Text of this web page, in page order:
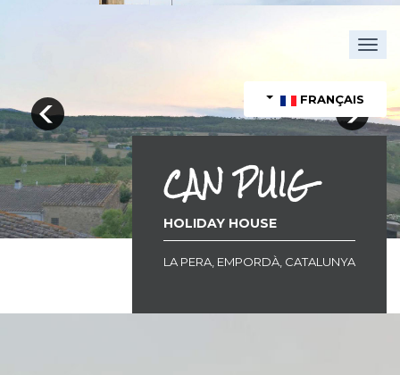
FRANÇAIS
CAN PUIG
HOLIDAY HOUSE
LA PERA, EMPORDÀ, CATALUNYA